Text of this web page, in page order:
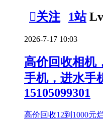
关注 1站
2026-7-17 10:03
高价回收相机
手机，进水手
15105099301
高价回收12到1000元